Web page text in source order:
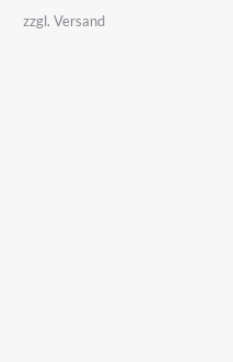
zzgl. Versand